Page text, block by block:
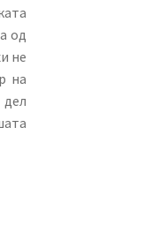
од
не
на